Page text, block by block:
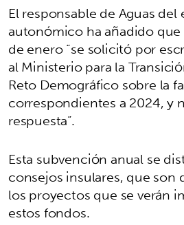
El responsable de Aguas
autonómico ha añadido que
de enero “se solicitó por
al Ministerio para la
Reto Demográfico sobre la
correspondientes a 2024, y
respuesta”.
Esta subvención anual se
consejos insulares, que son
los proyectos que se verán
estos fondos.